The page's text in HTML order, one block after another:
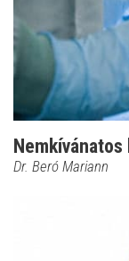
Dr. Beró Mariann